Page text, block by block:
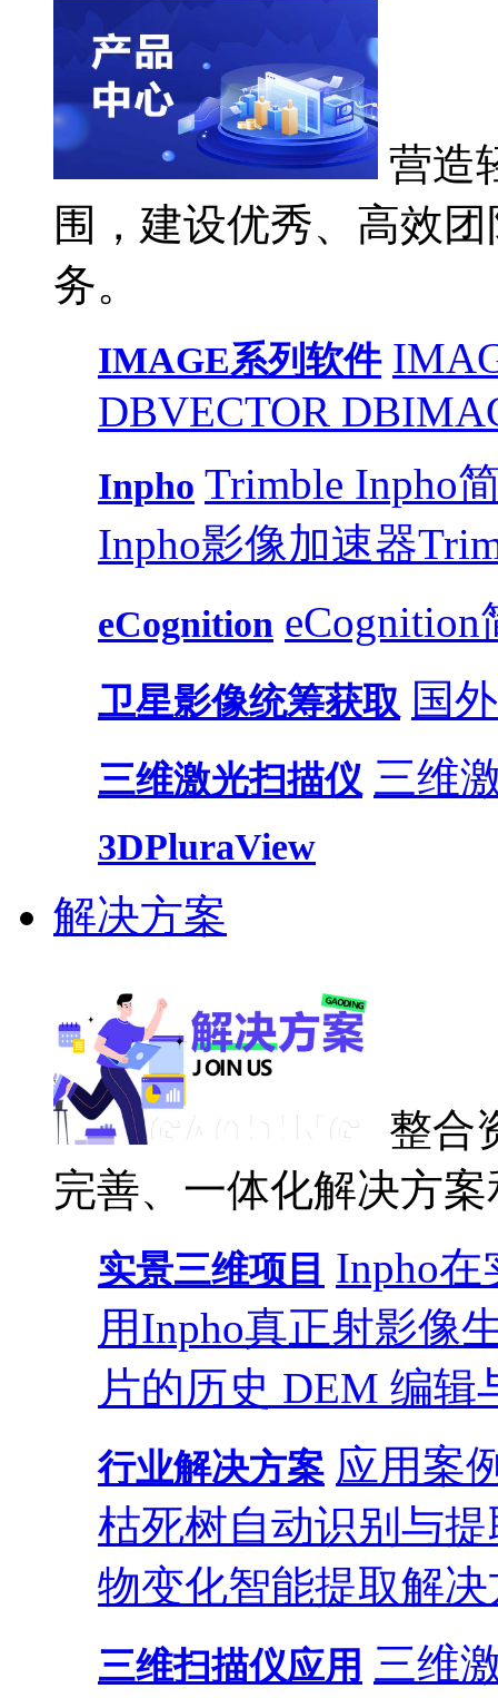
营造
围，建设优秀、高效
务。
IMAGE系列软件
DBVECTOR DB
Inpho Trimble Inpho
Inpho影像加速器
eCognition eCognition
卫星影像统筹获取 国
三维激光扫描仪 三维
3DPluraView
解决方案
整合
完善、一体化解决方
实景三维项目 Inpho
用Inpho真正射影像
片的历史 DEM 编辑
行业解决方案 应用案
枯死树自动识别与提
物变化智能提取解
三维扫描仪应用 三维